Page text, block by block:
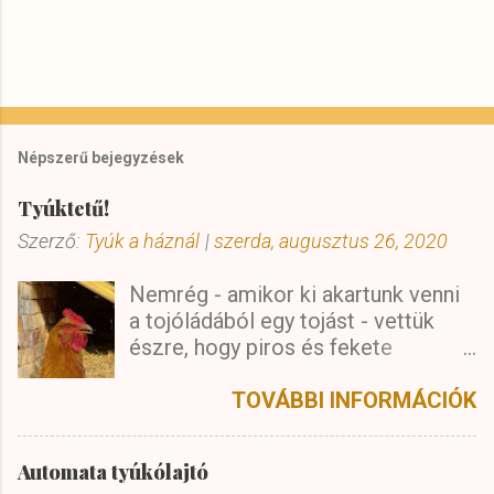
Népszerű bejegyzések
Tyúktetű!
Szerző: Tyúk a háznál |szerda, augusztus 26, 2020
Nemrég - amikor ki akartunk venni
a tojóládából egy tojást - vettük
észre, hogy piros és fekete
Először nem tudtuk elképzelni,
rájönni, hogy ezek csakis a
TOVÁBBI INFORMÁCIÓK
Automata tyúkólajtó